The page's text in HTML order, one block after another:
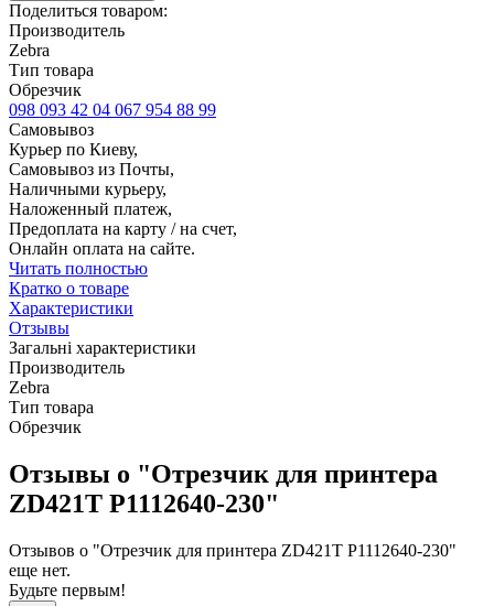
Поделиться товаром:
Производитель
Zebra
Тип товара
Обрезчик
098 093 42 04 067 954 88 99
Самовывоз
Курьер по Киеву,
Самовывоз из Почты,
Наличными курьеру,
Наложенный платеж,
Предоплата на карту / на счет,
Онлайн оплата на сайте.
Читать полностью
Кратко о товаре
Характеристики
Отзывы
Загальні характеристики
Производитель
Zebra
Тип товара
Обрезчик
Отзывы о "Отрезчик для принтера
ZD421T P1112640-230"
Отзывов о "Отрезчик для принтера ZD421T P1112640-230"
еще нет.
Будьте первым!